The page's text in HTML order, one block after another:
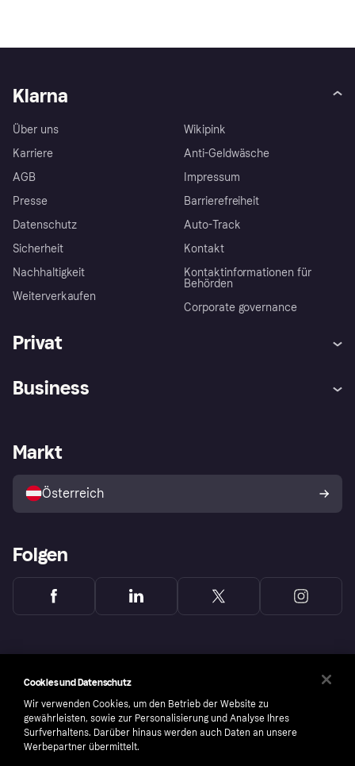
Klarna
Über uns
Karriere
AGB
Presse
Datenschutz
Sicherheit
Nachhaltigkeit
Weiterverkaufen
Wikipink
Anti-Geldwäsche
Impressum
Barrierefreiheit
Auto-Track
Kontakt
Kontaktinformationen für
Behörden
Corporate governance
Privat
Shops entdecken
Business
Händlerportal
Markt
Österreich
Folgen
Cookies und Datenschutz
Wir verwenden Cookies, um den Betrieb der Website zu
gewährleisten, sowie zur Personalisierung und Analyse Ihres
Surfverhaltens. Darüber hinaus werden auch Daten an unsere
Werbepartner übermittelt.